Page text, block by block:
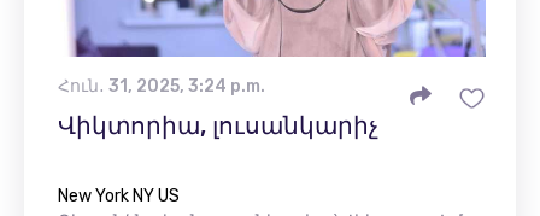
Հուն․ 31, 2025, 3:24 p.m.
Վիկտորիա, լուսանկարիչ
New York NY US